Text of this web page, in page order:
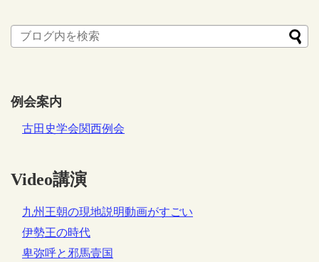
例会案内
古田史学会関西例会
Video講演
九州王朝の現地説明動画がすごい
伊勢王の時代
卑弥呼と邪馬壹国